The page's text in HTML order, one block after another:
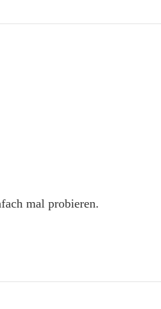
mal probieren.